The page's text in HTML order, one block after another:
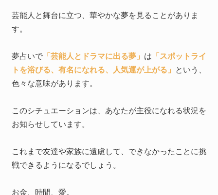
芸能人と舞台に立つ、華やかな夢を見ることがありま
す。
夢占いで 「芸能人とドラマに出る夢」 は 「スポットライ
トを浴びる、有名になれる、人気運が上がる」
という、
色々な意味があります。
このシチュエーションは、あなたが主役になれる状況を
お知らせしています。
これまで友達や家族に遠慮して、できなかったことに挑
戦できるようになるでしょう。
お金、時間、愛。